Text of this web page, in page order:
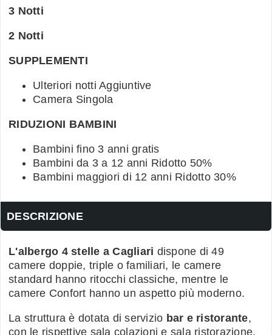
3 Notti
2 Notti
SUPPLEMENTI
Ulteriori notti Aggiuntive
Camera Singola
RIDUZIONI BAMBINI
Bambini fino 3 anni gratis
Bambini da 3 a 12 anni Ridotto 50%
Bambini maggiori di 12 anni Ridotto 30%
DESCRIZIONE
L'albergo 4 stelle a Cagliari dispone di 49
camere doppie, triple o familiari, le camere
standard hanno ritocchi classiche, mentre le
camere Confort hanno un aspetto più moderno.
La struttura è dotata di servizio bar e ristorante,
con le rispettive sala colazioni e sala ristorazione.